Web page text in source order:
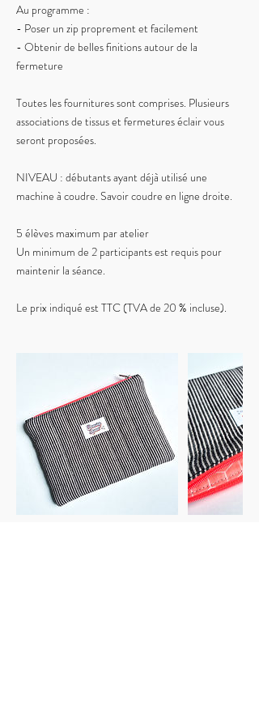
Au programme :
- Poser un zip proprement et facilement
- Obtenir de belles finitions autour de la
fermeture
Toutes les fournitures sont comprises. Plusieurs
associations de tissus et fermetures éclair vous
seront proposées.
NIVEAU : débutants ayant déjà utilisé une
machine à coudre. Savoir coudre en ligne droite.
5 élèves maximum par atelier
Un minimum de 2 participants est requis pour
maintenir la séance.
Le prix indiqué est TTC (TVA de 20 % incluse).